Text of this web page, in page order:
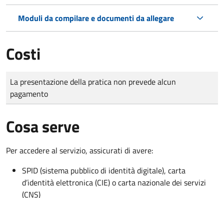
Moduli da compilare e documenti da allegare
Costi
Tipo di pagamento
Importo
La presentazione della pratica non prevede alcun
pagamento
Cosa serve
Per accedere al servizio, assicurati di avere:
SPID (sistema pubblico di identità digitale), carta
d’identità elettronica (CIE) o carta nazionale dei servizi
(CNS)